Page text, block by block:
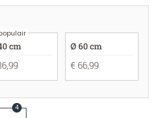
cm Ø 60 cm
€ 66,99
4